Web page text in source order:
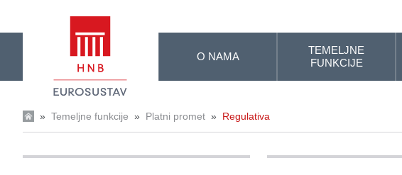
O NAMA
TEMELJNE
FUNKCIJE
» Temeljne funkcije » Platni promet » Regulativa